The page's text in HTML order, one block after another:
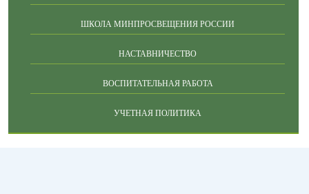
ШКОЛА МИНПРОСВЕЩЕНИЯ РОССИИ
НАСТАВНИЧЕСТВО
ВОСПИТАТЕЛЬНАЯ РАБОТА
УЧЕТНАЯ ПОЛИТИКА